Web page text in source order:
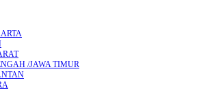
/JAWA TIMUR